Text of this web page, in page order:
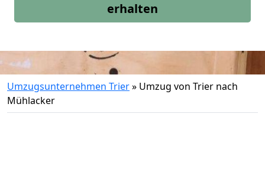
erhalten
Umzugsunternehmen Trier» Umzug von Trier nach
Mühlacker